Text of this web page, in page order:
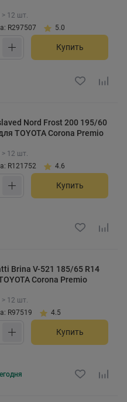
12 шт.
R297507
5.0
Купить
Nord Frost 200 195/60
TOYOTA Corona Premio
12 шт.
R121752
4.6
Купить
Brina V-521 185/65 R14
Corona Premio
12 шт.
R97519
4.5
Купить